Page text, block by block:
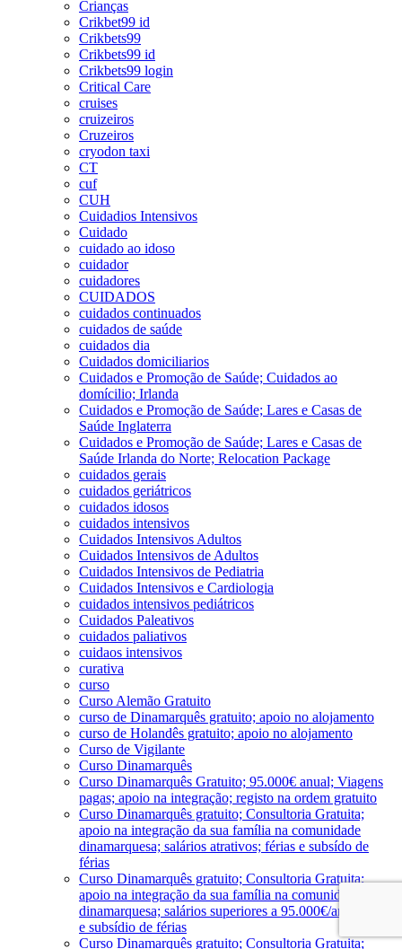
Crianças
Crikbet99 id
Crikbets99
Crikbets99 id
Crikbets99 login
Critical Care
cruises
cruizeiros
Cruzeiros
cryodon taxi
CT
cuf
CUH
Cuidadios Intensivos
Cuidado
cuidado ao idoso
cuidador
cuidadores
CUIDADOS
cuidados continuados
cuidados de saúde
cuidados dia
Cuidados domiciliarios
Cuidados e Promoção de Saúde; Cuidados ao
domícilio; Irlanda
Cuidados e Promoção de Saúde; Lares e Casas de
Saúde Inglaterra
Cuidados e Promoção de Saúde; Lares e Casas de
Saúde Irlanda do Norte; Relocation Package
cuidados gerais
cuidados geriátricos
cuidados idosos
cuidados intensivos
Cuidados Intensivos Adultos
Cuidados Intensivos de Adultos
Cuidados Intensivos de Pediatria
Cuidados Intensivos e Cardiologia
cuidados intensivos pediátricos
Cuidados Paleativos
cuidados paliativos
cuidaos intensivos
curativa
curso
Curso Alemão Gratuito
curso de Dinamarquês gratuito; apoio no alojamento
curso de Holandês gratuito; apoio no alojamento
Curso de Vigilante
Curso Dinamarquês
Curso Dinamarquês Gratuito; 95.000€ anual; Viagens
pagas; apoio na integração; registo na ordem gratuito
Curso Dinamarquês gratuito; Consultoria Gratuita;
apoio na integração da sua família na comunidade
dinamarquesa; salários atrativos; férias e subsído de
férias
Curso Dinamarquês gratuito; Consultoria Gratuita;
apoio na integração da sua família na comunidade
dinamarquesa; salários superiores a 95.000€/ano; férias
e subsídio de férias
Curso Dinamarquês gratuito; Consultoria Gratuita;